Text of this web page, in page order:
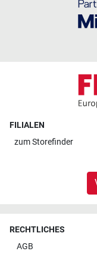
FILIALEN
zumStorefinder
RECHTLICHES
AGB